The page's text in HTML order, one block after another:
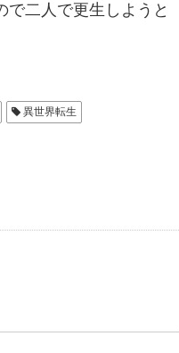
二人で更生しようと
異世界転生